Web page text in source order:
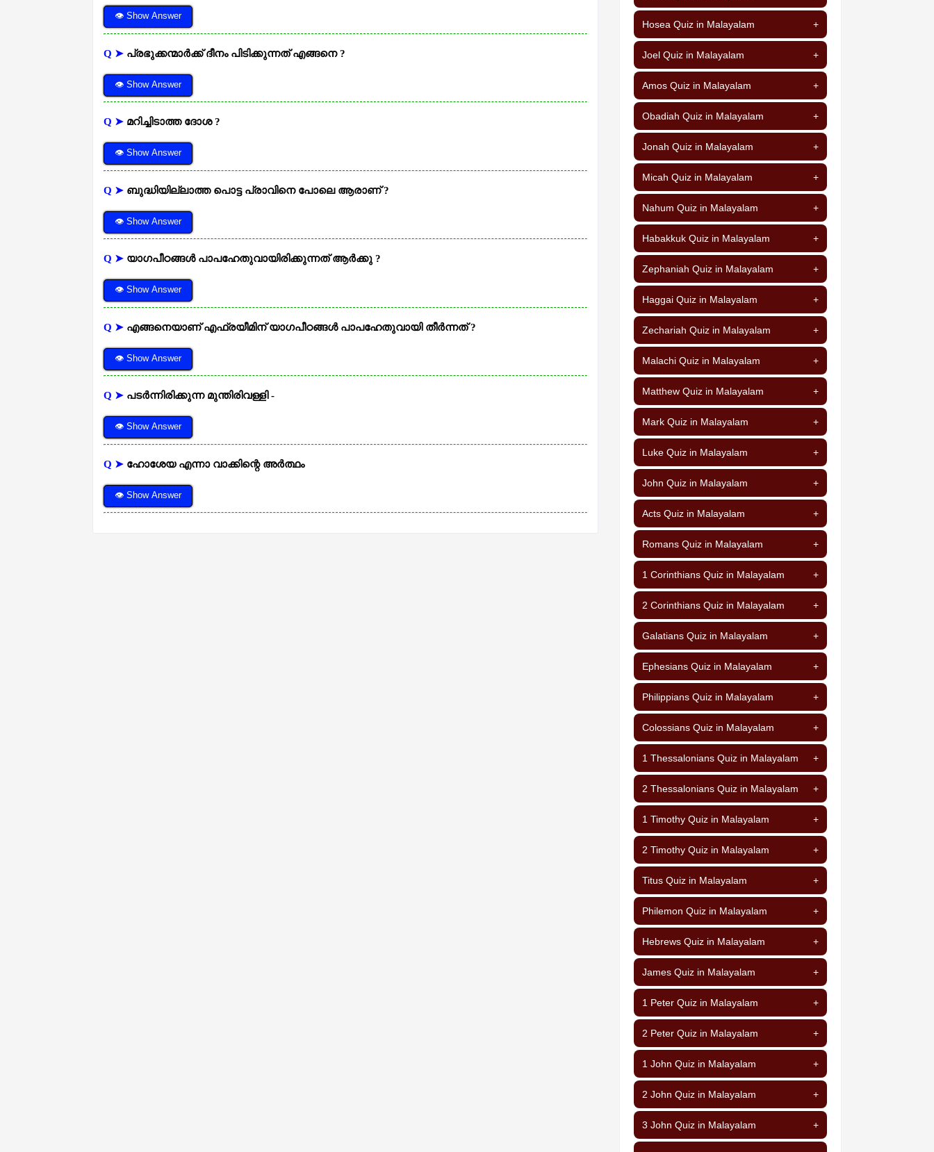
👁 Show Answer
Q ➤ പ്രഭുക്കന്മാർക്ക് ദീനം പിടിക്കുന്നത് എങ്ങനെ ?
👁 Show Answer
Q ➤ മറിച്ചിടാത്ത ദോശ ?
👁 Show Answer
Q ➤ ബുദ്ധിയില്ലാത്ത പൊട്ട പ്രാവിനെ പോലെ ആരാണ് ?
👁 Show Answer
Q ➤ യാഗപീഠങ്ങൾ പാപഹേതുവായിരിക്കുന്നത് ആർക്കു ?
👁 Show Answer
Q ➤ എങ്ങനെയാണ് എഫ്രയീമിന് യാഗപീഠങ്ങൾ പാപഹേതുവായി തീർന്നത് ?
👁 Show Answer
Q ➤ പടർന്നിരിക്കുന്ന മുന്തിരിവള്ളി -
👁 Show Answer
Q ➤ ഹോശേയ എന്നാ വാക്കിന്റെ അർത്ഥം
👁 Show Answer
Hosea Quiz in Malayalam +
Joel Quiz in Malayalam +
Amos Quiz in Malayalam +
Obadiah Quiz in Malayalam +
Jonah Quiz in Malayalam +
Micah Quiz in Malayalam +
Nahum Quiz in Malayalam +
Habakkuk Quiz in Malayalam +
Zephaniah Quiz in Malayalam +
Haggai Quiz in Malayalam +
Zechariah Quiz in Malayalam +
Malachi Quiz in Malayalam +
Matthew Quiz in Malayalam +
Mark Quiz in Malayalam +
Luke Quiz in Malayalam +
John Quiz in Malayalam +
Acts Quiz in Malayalam +
Romans Quiz in Malayalam +
1 Corinthians Quiz in Malayalam +
2 Corinthians Quiz in Malayalam +
Galatians Quiz in Malayalam +
Ephesians Quiz in Malayalam +
Philippians Quiz in Malayalam +
Colossians Quiz in Malayalam +
1 Thessalonians Quiz in Malayalam +
2 Thessalonians Quiz in Malayalam +
1 Timothy Quiz in Malayalam +
2 Timothy Quiz in Malayalam +
Titus Quiz in Malayalam +
Philemon Quiz in Malayalam +
Hebrews Quiz in Malayalam +
James Quiz in Malayalam +
1 Peter Quiz in Malayalam +
2 Peter Quiz in Malayalam +
1 John Quiz in Malayalam +
2 John Quiz in Malayalam +
3 John Quiz in Malayalam +